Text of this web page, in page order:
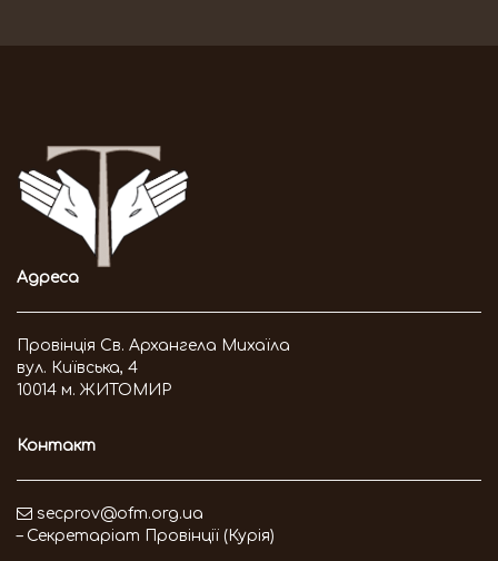
Адреса
Провінція Св. Архангела Михаїла
вул. Київська, 4
10014 м. ЖИТОМИР
Контакт
secprov@ofm.org.ua
– Секретаріат Провінції (Курія)